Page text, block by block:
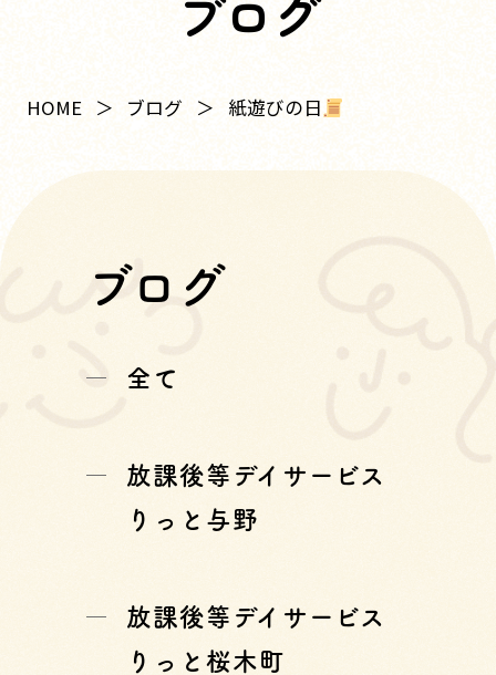
ブログ
HOME ブログ 紙遊びの日
ブログ
全て
放課後等デイサービス
りっと与野
放課後等デイサービス
りっと桜木町